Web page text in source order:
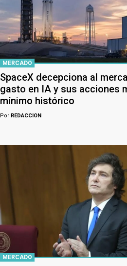
MERCADO
SpaceX decepciona al
gasto en IA y sus acciones
mínimo histórico
Por REDACCION
MERCADO